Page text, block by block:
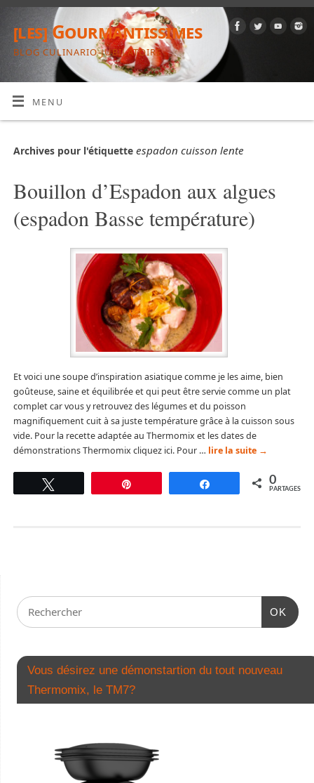
[les] Gourmantissimes
BLOG CULINARIO-JUBILATOIRE
MENU
Archives pour l'étiquette espadon cuisson lente
Bouillon d’Espadon aux algues
(espadon Basse température)
Et voici une soupe d’inspiration asiatique comme je les aime, bien
goûteuse, saine et équilibrée et qui peut être servie comme un plat
complet car vous y retrouvez des légumes et du poisson
magnifiquement cuit à sa juste température grâce à la cuisson sous
vide. Pour la recette adaptée au Thermomix et les dates de
démonstrations Thermomix cliquez ici. Pour … lire la suite →
Partagez 0
PARTAGES
OK
Vous désirez une démonstartion du tout nouveau
Thermomix, le TM7?